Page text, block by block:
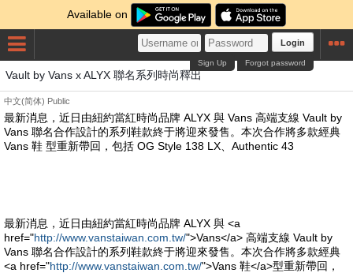
Available on
Login
Forgot password
Sign Up
Vault by Vans x ALYX 聯名系列時尚釋出
中文(简体) Public
最新消息，近日由紐約當紅時尚品牌 ALYX 與 Vans 高端支線 Vault by
Vans 聯名合作設計的系列鞋款終于將迎來發售。本次合作將多款經典
Vans 鞋 型重新帶回，包括 OG Style 138 LX、Authentic 43
最新消息，近日由紐約當紅時尚品牌 ALYX 與 <a
href="http://www.vanstaiwan.com.tw/">Vans</a> 高端支線 Vault by
Vans 聯名合作設計的系列鞋款終于將迎來發售。本次合作將多款經典
<a href="http://www.vanstaiwan.com.tw/">Vans 鞋</a>型重新帶回，